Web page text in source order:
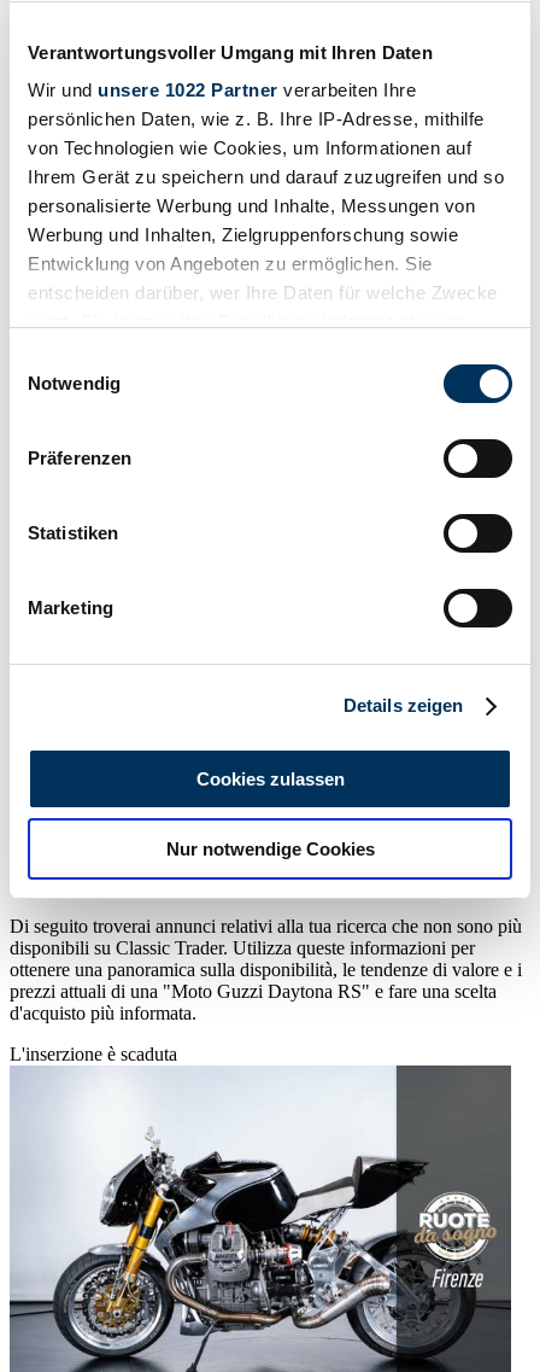
Verantwortungsvoller Umgang mit Ihren Daten
Wir und unsere 1022 Partner verarbeiten Ihre
persönlichen Daten, wie z. B. Ihre IP-Adresse, mithilfe
von Technologien wie Cookies, um Informationen auf
Ihrem Gerät zu speichern und darauf zuzugreifen und so
personalisierte Werbung und Inhalte, Messungen von
Werbung und Inhalten, Zielgruppenforschung sowie
Entwicklung von Angeboten zu ermöglichen. Sie
entscheiden darüber, wer Ihre Daten für welche Zwecke
Trigger Symbol ändern oder widerrufen
Informationen über Ihre geografische Lage
können
bestimmten Merkmalen (Fingerprinting) identifizieren
Erfahren Sie mehr darüber, wie Ihre persönlichen Daten
analysieren. Außerdem geben wir Informationen zu Ihrer
Verwendung unserer Website an unsere Partner für
soziale Medien, Werbung und Analysen weiter. Unsere
weiteren Daten zusammen, die Sie ihnen bereitgestellt
haben oder die sie im Rahmen Ihrer Nutzung der Dienste
gesammelt haben.Datenschutzerklärung
Notwendig
Präferenzen
Statistiken
Marketing
Details zeigen
Cookies zulassen
Nur notwendige Cookies
Venditore
Continua
Riferimenti all'annuncio "Moto Guzzi Daytona RS" di Classic
Trader
Di seguito troverai annunci relativi alla tua ricerca che non sono più
disponibili su Classic Trader. Utilizza queste informazioni per
ottenere una panoramica sulla disponibilità, le tendenze di valore e i
prezzi attuali di una "Moto Guzzi Daytona RS" e fare una scelta
d'acquisto più informata.
L'inserzione è scaduta